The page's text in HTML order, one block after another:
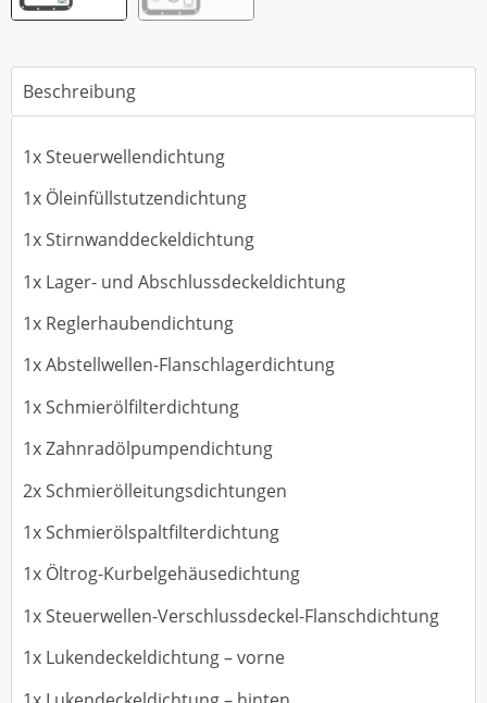
Beschreibung
1x Steuerwellendichtung
1x Öleinfüllstutzendichtung
1x Stirnwanddeckeldichtung
1x Lager- und Abschlussdeckeldichtung
1x Reglerhaubendichtung
1x Abstellwellen-Flanschlagerdichtung
1x Schmierölfilterdichtung
1x Zahnradölpumpendichtung
2x Schmierölleitungsdichtungen
1x Schmierölspaltfilterdichtung
1x Öltrog-Kurbelgehäusedichtung
1x Steuerwellen-Verschlussdeckel-Flanschdichtung
1x Lukendeckeldichtung – vorne